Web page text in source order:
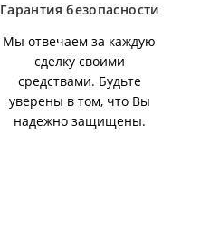
Гарантия безопасности
Мы отвечаем за каждую
сделку своими
средствами. Будьте
уверены в том, что Вы
надежно защищены.